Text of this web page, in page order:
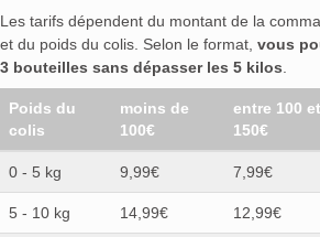
Les tarifs dépendent du montant de la
et du poids du colis. Selon le format, vous
3 bouteilles sans dépasser les 5 kilos.
Poids du
colis
moins de
100€
entre 100 et
150€
0 - 5 kg 9,99€ 7,99€
5 - 10 kg 14,99€ 12,99€